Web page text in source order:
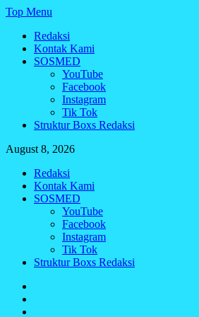
Skip
content
Top Menu
Redaksi
Kontak Kami
SOSMED
YouTube
Facebook
Instagram
Tik Tok
Struktur Boxs Redaksi
August 8, 2026
Redaksi
Kontak Kami
SOSMED
YouTube
Facebook
Instagram
Tik Tok
Struktur Boxs Redaksi